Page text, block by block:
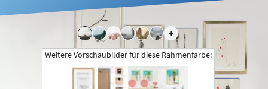
+
Weitere Vorschaubilder für diese Rahmenfarbe: